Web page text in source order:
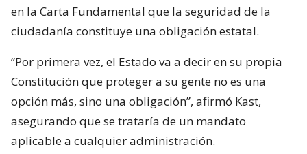
en la Carta Fundamental que la seguridad de la
ciudadanía constituye una obligación estatal.
“Por primera vez, el Estado va a decir en su propia
Constitución que proteger a su gente no es una
opción más, sino una obligación”, afirmó Kast,
asegurando que se trataría de un mandato
aplicable a cualquier administración.